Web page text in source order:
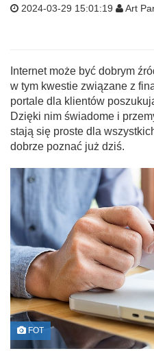
2024-03-29 15:01:19 Art
Internet może być dobrym
w tym kwestie związane z
portale dla klientów
Dzięki nim świadome i
stają się proste dla
dobrze poznać już dziś.
FOT